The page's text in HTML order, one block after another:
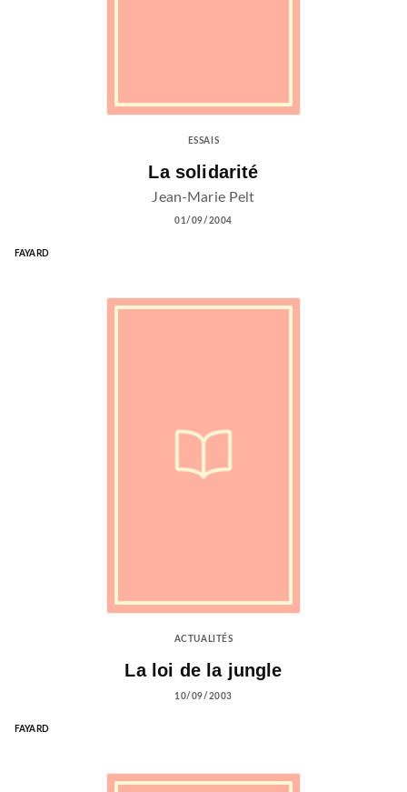
ESSAIS
La solidarité
Jean-Marie Pelt
01/09/2004
FAYARD
ACTUALITÉS
La loi de la jungle
10/09/2003
FAYARD